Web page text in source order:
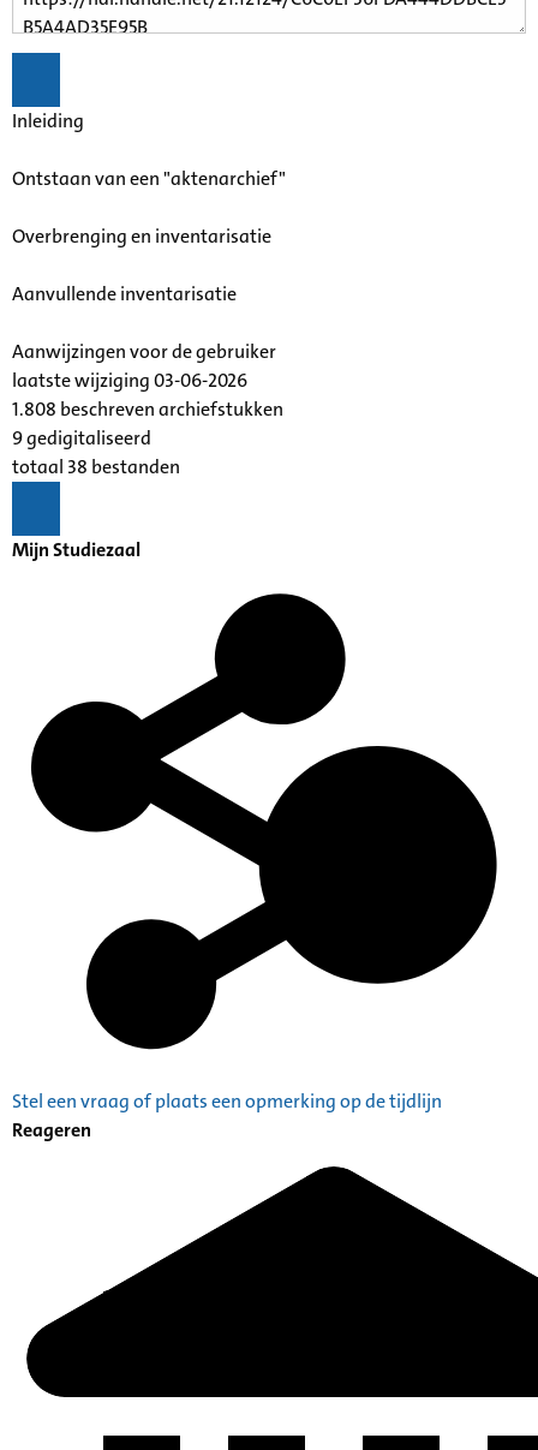
Inleiding
Ontstaan van een "aktenarchief"
Overbrenging en inventarisatie
Aanvullende inventarisatie
Aanwijzingen voor de gebruiker
laatste wijziging 03-06-2026
1.808 beschreven archiefstukken
9 gedigitaliseerd
totaal 38 bestanden
Mijn Studiezaal
Stel een vraag of plaats een opmerking op de tijdlijn
Reageren